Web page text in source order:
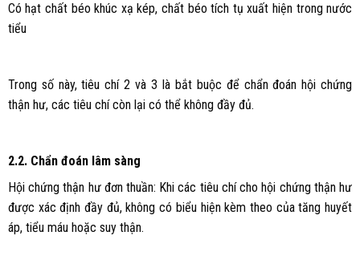
Có hạt chất béo khúc xạ kép, chất béo tích tụ xuất hiện trong nước
tiểu
Trong số này, tiêu chí 2 và 3 là bắt buộc để chẩn đoán hội chứng
thận hư, các tiêu chí còn lại có thể không đầy đủ.
2.2. Chẩn đoán lâm sàng
Hội chứng thận hư đơn thuần: Khi các tiêu chí cho hội chứng thận hư
được xác định đầy đủ, không có biểu hiện kèm theo của tăng huyết
áp, tiểu máu hoặc suy thận.